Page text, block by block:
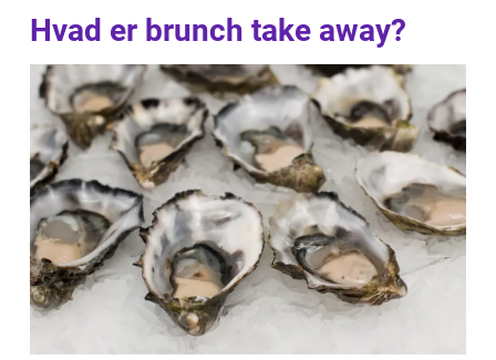
Hvad er brunch take away?